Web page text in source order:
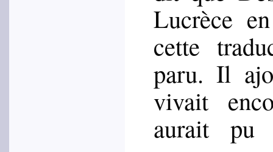
Lucrèce
cette
paru. Il
vivait
aurait pu